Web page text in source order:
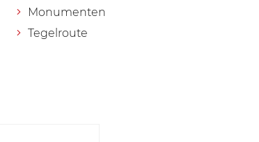
Monumenten
Tegelroute